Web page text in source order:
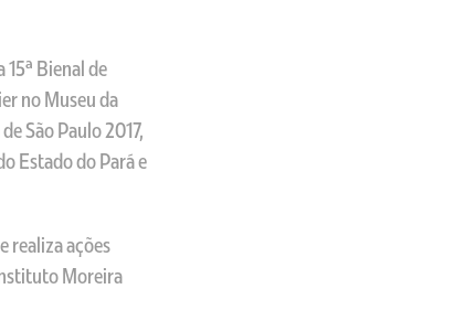
Bienal de
no Museu da
São Paulo 2017,
Estado do Pará e
realiza ações
Moreira